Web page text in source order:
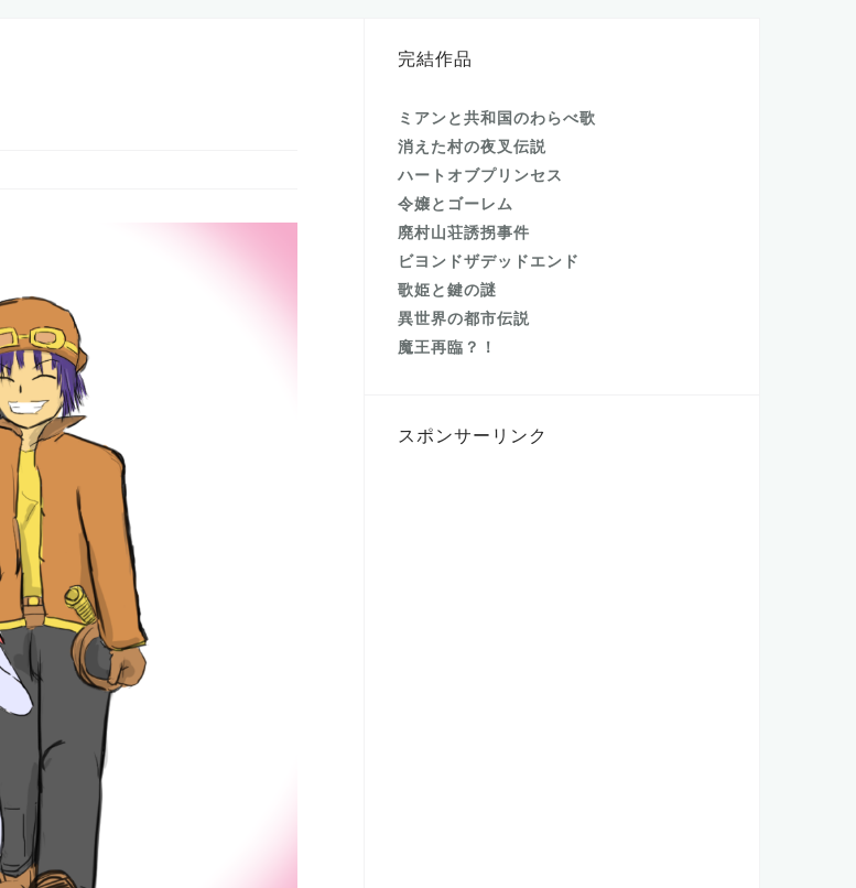
完結作品
ミアンと共和国のわらべ歌
消えた村の夜叉伝説
ハートオブプリンセス
令嬢とゴーレム
廃村山荘誘拐事件
ビヨンドザデッドエンド
歌姫と鍵の謎
異世界の都市伝説
魔王再臨？！
スポンサーリンク